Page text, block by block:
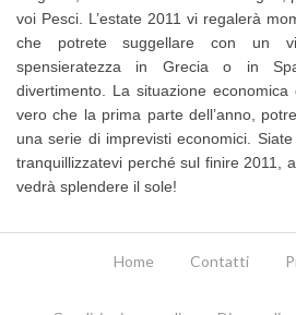
voi Pesci. L’estate 2011 vi regalerà
che potrete suggellare con un
spensieratezza in Grecia o in
divertimento. La situazione
vero che la prima parte dell’anno,
una serie di imprevisti economici.
tranquillizzatevi perché sul finire 2011,
vedrà splendere il sole!
Home Contatti